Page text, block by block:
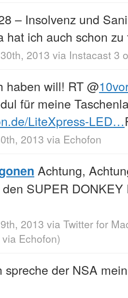
– Insolvenz und
hat ich auch schon zu
2013 via Instacast 3
haben will! RT@
für meine
LiteXpress-LED…
2013 via Echofon
Achtung,
SUPER DONKEY
2013 via Twitter for
via Echofon)
spreche der NSA